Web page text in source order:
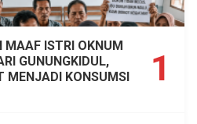
1
MAAF ISTRI OKNUM
GUNUNGKIDUL,
MENJADI KONSUMSI